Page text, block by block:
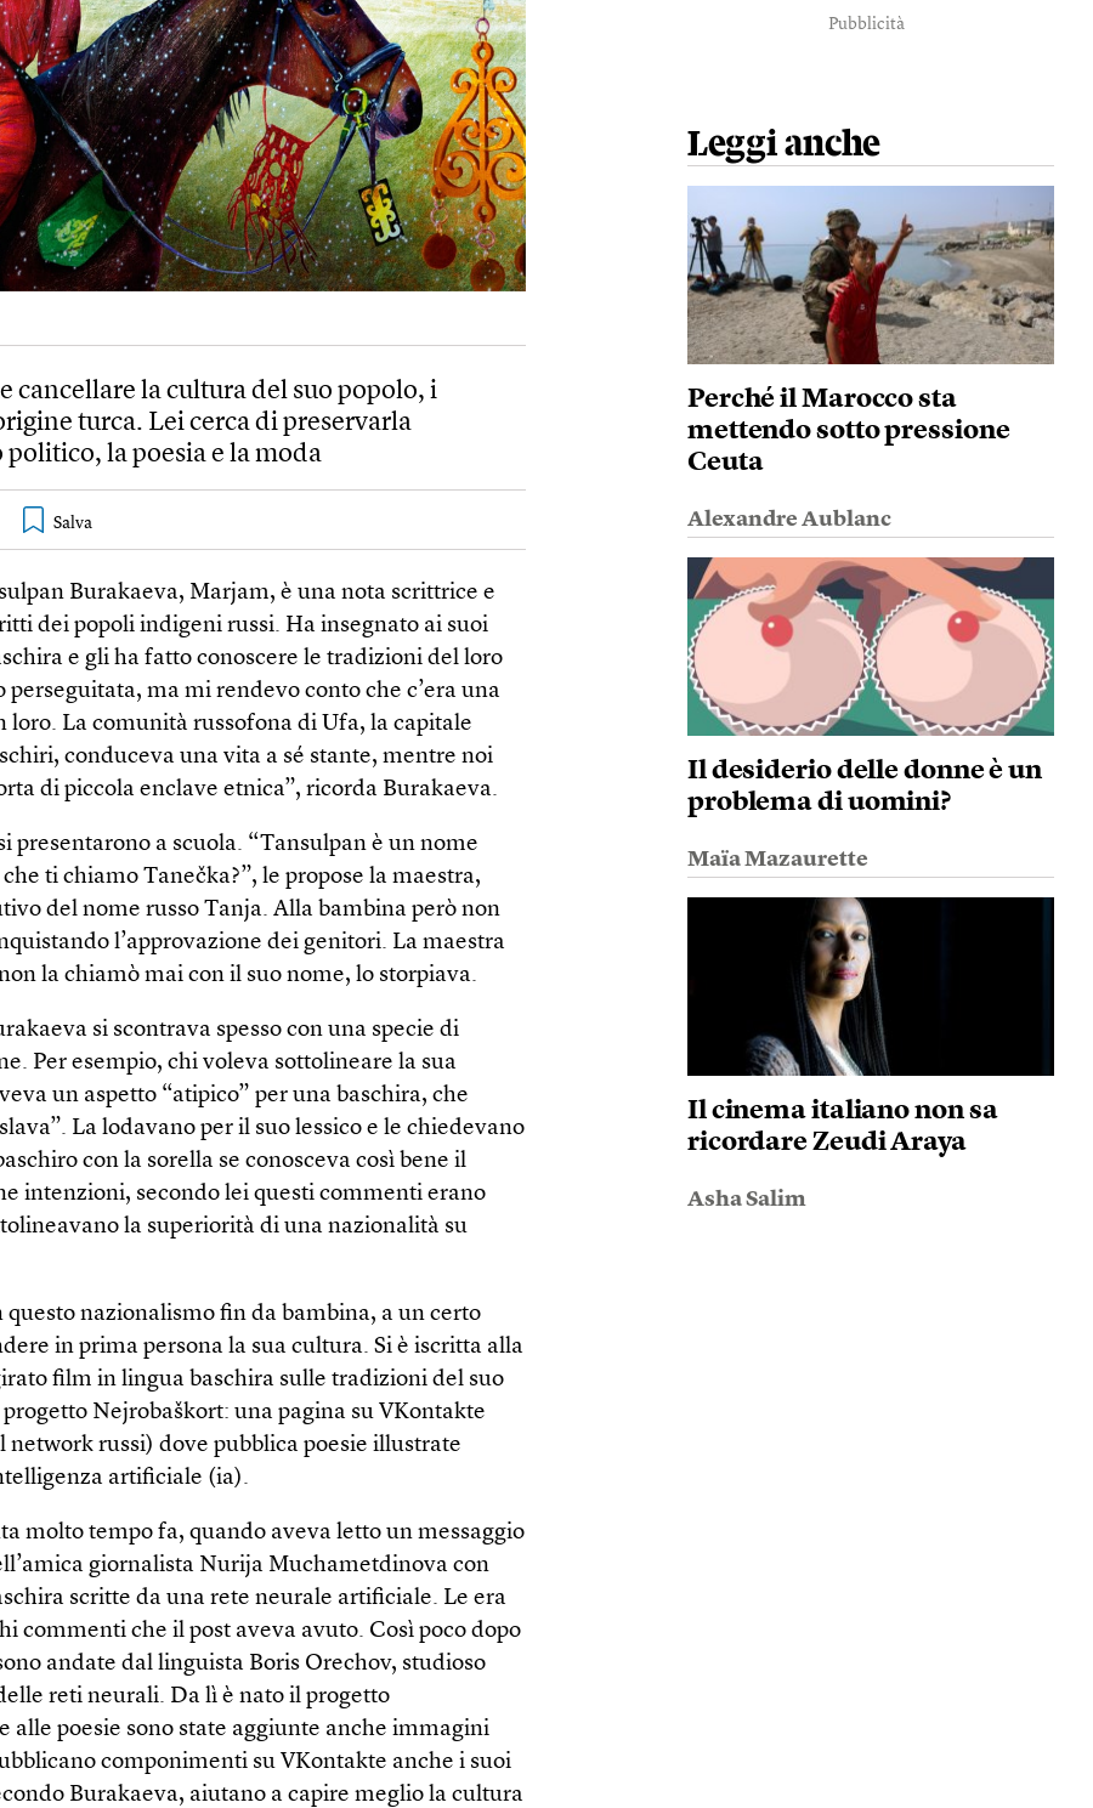
cancellare la cultura del suo popolo, i
turca. Lei cerca di preservarla
la poesia e la moda
Burakaeva, Marjam, è una nota scrittrice e
dei popoli indigeni russi. Ha insegnato ai suoi
e gli ha fatto conoscere le tradizioni del loro
ma mi rendevo conto che c’era una
loro. La comunità russofona di Ufa, la capitale
conduceva una vita a sé stante, mentre noi
di piccola enclave etnica”, ricorda Burakaeva.
presentarono a scuola. “Tansulpan è un nome
ti chiamo Tanečka?”, le propose la maestra,
del nome russo Tanja. Alla bambina però non
l’approvazione dei genitori. La maestra
la chiamò mai con il suo nome, lo storpiava.
si scontrava spesso con una specie di
Per esempio, chi voleva sottolineare la sua
un aspetto “atipico” per una baschira, che
La lodavano per il suo lessico e le chiedevano
con la sorella se conosceva così bene il
intenzioni, secondo lei questi commenti erano
la superiorità di una nazionalità su
questo nazionalismo fin da bambina, a un certo
in prima persona la sua cultura. Si è iscritta alla
film in lingua baschira sulle tradizioni del suo
Nejrobaškort: una pagina su VKontakte
network russi) dove pubblica poesie illustrate
artificiale (ia).
molto tempo fa, quando aveva letto un messaggio
giornalista Nurija Muchametdinova con
scritte da una rete neurale artificiale. Le era
commenti che il post aveva avuto. Così poco dopo
andate dal linguista Boris Orechov, studioso
reti neurali. Da lì è nato il progetto
alle poesie sono state aggiunte anche immagini
componimenti su VKontakte anche i suoi
Burakaeva, aiutano a capire meglio la cultura
Pubblicità
Leggi anche
Perché il Marocco sta
mettendo sotto pressione
Ceuta
Alexandre Aublanc
Il desiderio delle donne è un
problema di uomini?
Maïa Mazaurette
Il cinema italiano non sa
ricordare Zeudi Araya
Asha Salim